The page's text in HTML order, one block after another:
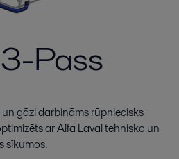
Pass
gāzi darbināms rūpniecisks
ar Alfa Laval tehnisko un
sīkumos.